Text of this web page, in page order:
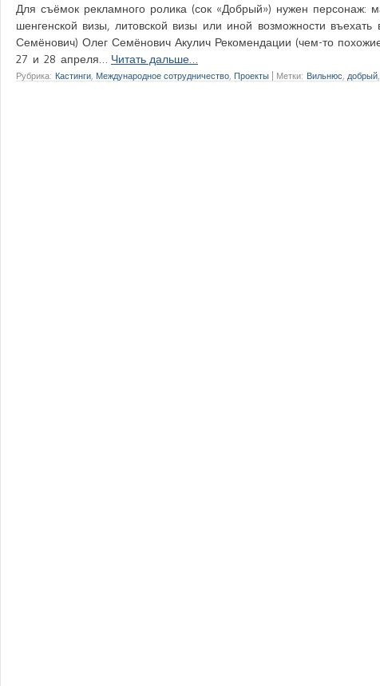
Для съёмок рекламного ролика (сок «Добрый») нужен
шенгенской визы, литовской визы или иной возможности
Семёнович) Олег Семёнович Акулич Рекомендации (чем-то
27 и 28 апреля… Читать дальше…
Рубрика: Кастинги Международное сотрудничество Проекты Метки: Вильнюс добрый